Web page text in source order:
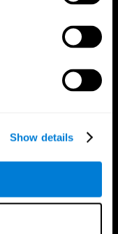
Show details